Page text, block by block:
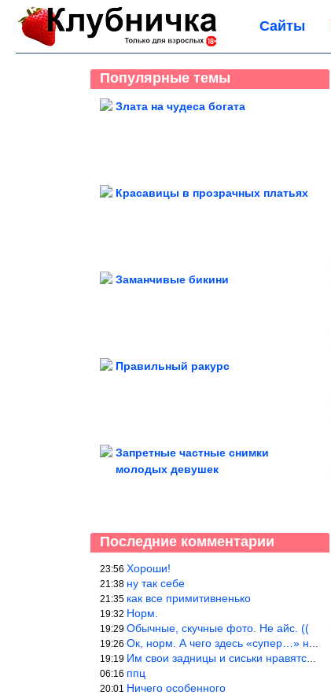
Сайты
Популярные темы
Злата на чудеса богата
Красавицы в прозрачных платьях
Заманчивые бикини
Правильный ракурс
Запретные частные снимки
молодых девушек
Последние комментарии
23:56 Хороши!
21:38 ну так себе
21:35 как все примитивненько
19:32 Норм.
19:29 Обычные, скучные фото. Не айс. ((
19:26 Ок, норм. А чего здесь «супер…» не понятно.
19:19 Им свои задницы и сиськи нравятся больше, чем нам, мужикам?
06:16 ппц
20:01 Ничего особенного